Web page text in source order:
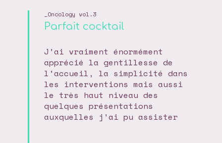
Oncology vol.3
Parfait cocktail
J’ai vraiment énormément
apprécié la gentillesse de
l’accueil, la simplicité dans
les interventions mais aussi
le très haut niveau des
quelques présentations
auxquelles j’ai pu assister